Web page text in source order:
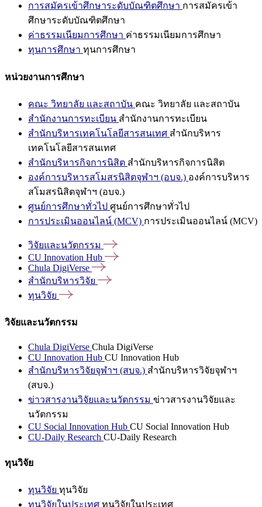
การสมัครเข้าศึกษาระดับบัณฑิตศึกษา การสมัครเข้า
ศึกษาระดับบัณฑิตศึกษา
ค่าธรรมเนียมการศึกษา ค่าธรรมเนียมการศึกษา
ทุนการศึกษา ทุนการศึกษา
หน่วยงานการศึกษา
คณะ วิทยาลัย และสถาบัน คณะ วิทยาลัย และสถาบัน
สำนักงานการทะเบียน สำนักงานการทะเบียน
สำนักบริหารเทคโนโลยีสารสนเทศ สำนักบริหาร
เทคโนโลยีสารสนเทศ
สำนักบริหารกิจการนิสิต สำนักบริหารกิจการนิสิต
องค์การบริหารสโมสรนิสิตจุฬาฯ (อบจ.) องค์การบริหาร
สโมสรนิสิตจุฬาฯ (อบจ.)
ศูนย์การศึกษาทั่วไป ศูนย์การศึกษาทั่วไป
การประเมินออนไลน์ (MCV) การประเมินออนไลน์ (MCV)
วิจัยและนวัตกรรม
CU Innovation Hub
Chula DigiVerse
สำนักบริหารวิจัย
ทุนวิจัย
วิจัยและนวัตกรรม
Chula DigiVerse Chula DigiVerse
CU Innovation Hub CU Innovation Hub
สำนักบริหารวิจัยจุฬาฯ (สบจ.) สำนักบริหารวิจัยจุฬาฯ
(สบจ.)
ข่าวสารงานวิจัยและนวัตกรรม ข่าวสารงานวิจัยและ
นวัตกรรม
CU Social Innovation Hub CU Social Innovation Hub
CU-Daily Research CU-Daily Research
ทุนวิจัย
ทุนวิจัย ทุนวิจัย
ทุนวิจัยในประเทศ ทุนวิจัยในประเทศ